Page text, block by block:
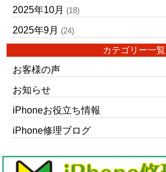
2025年10月 (18)
2025年9月 (24)
カテゴリー一覧
お客様の声
お知らせ
iPhoneお役立ち情報
iPhone修理ブログ